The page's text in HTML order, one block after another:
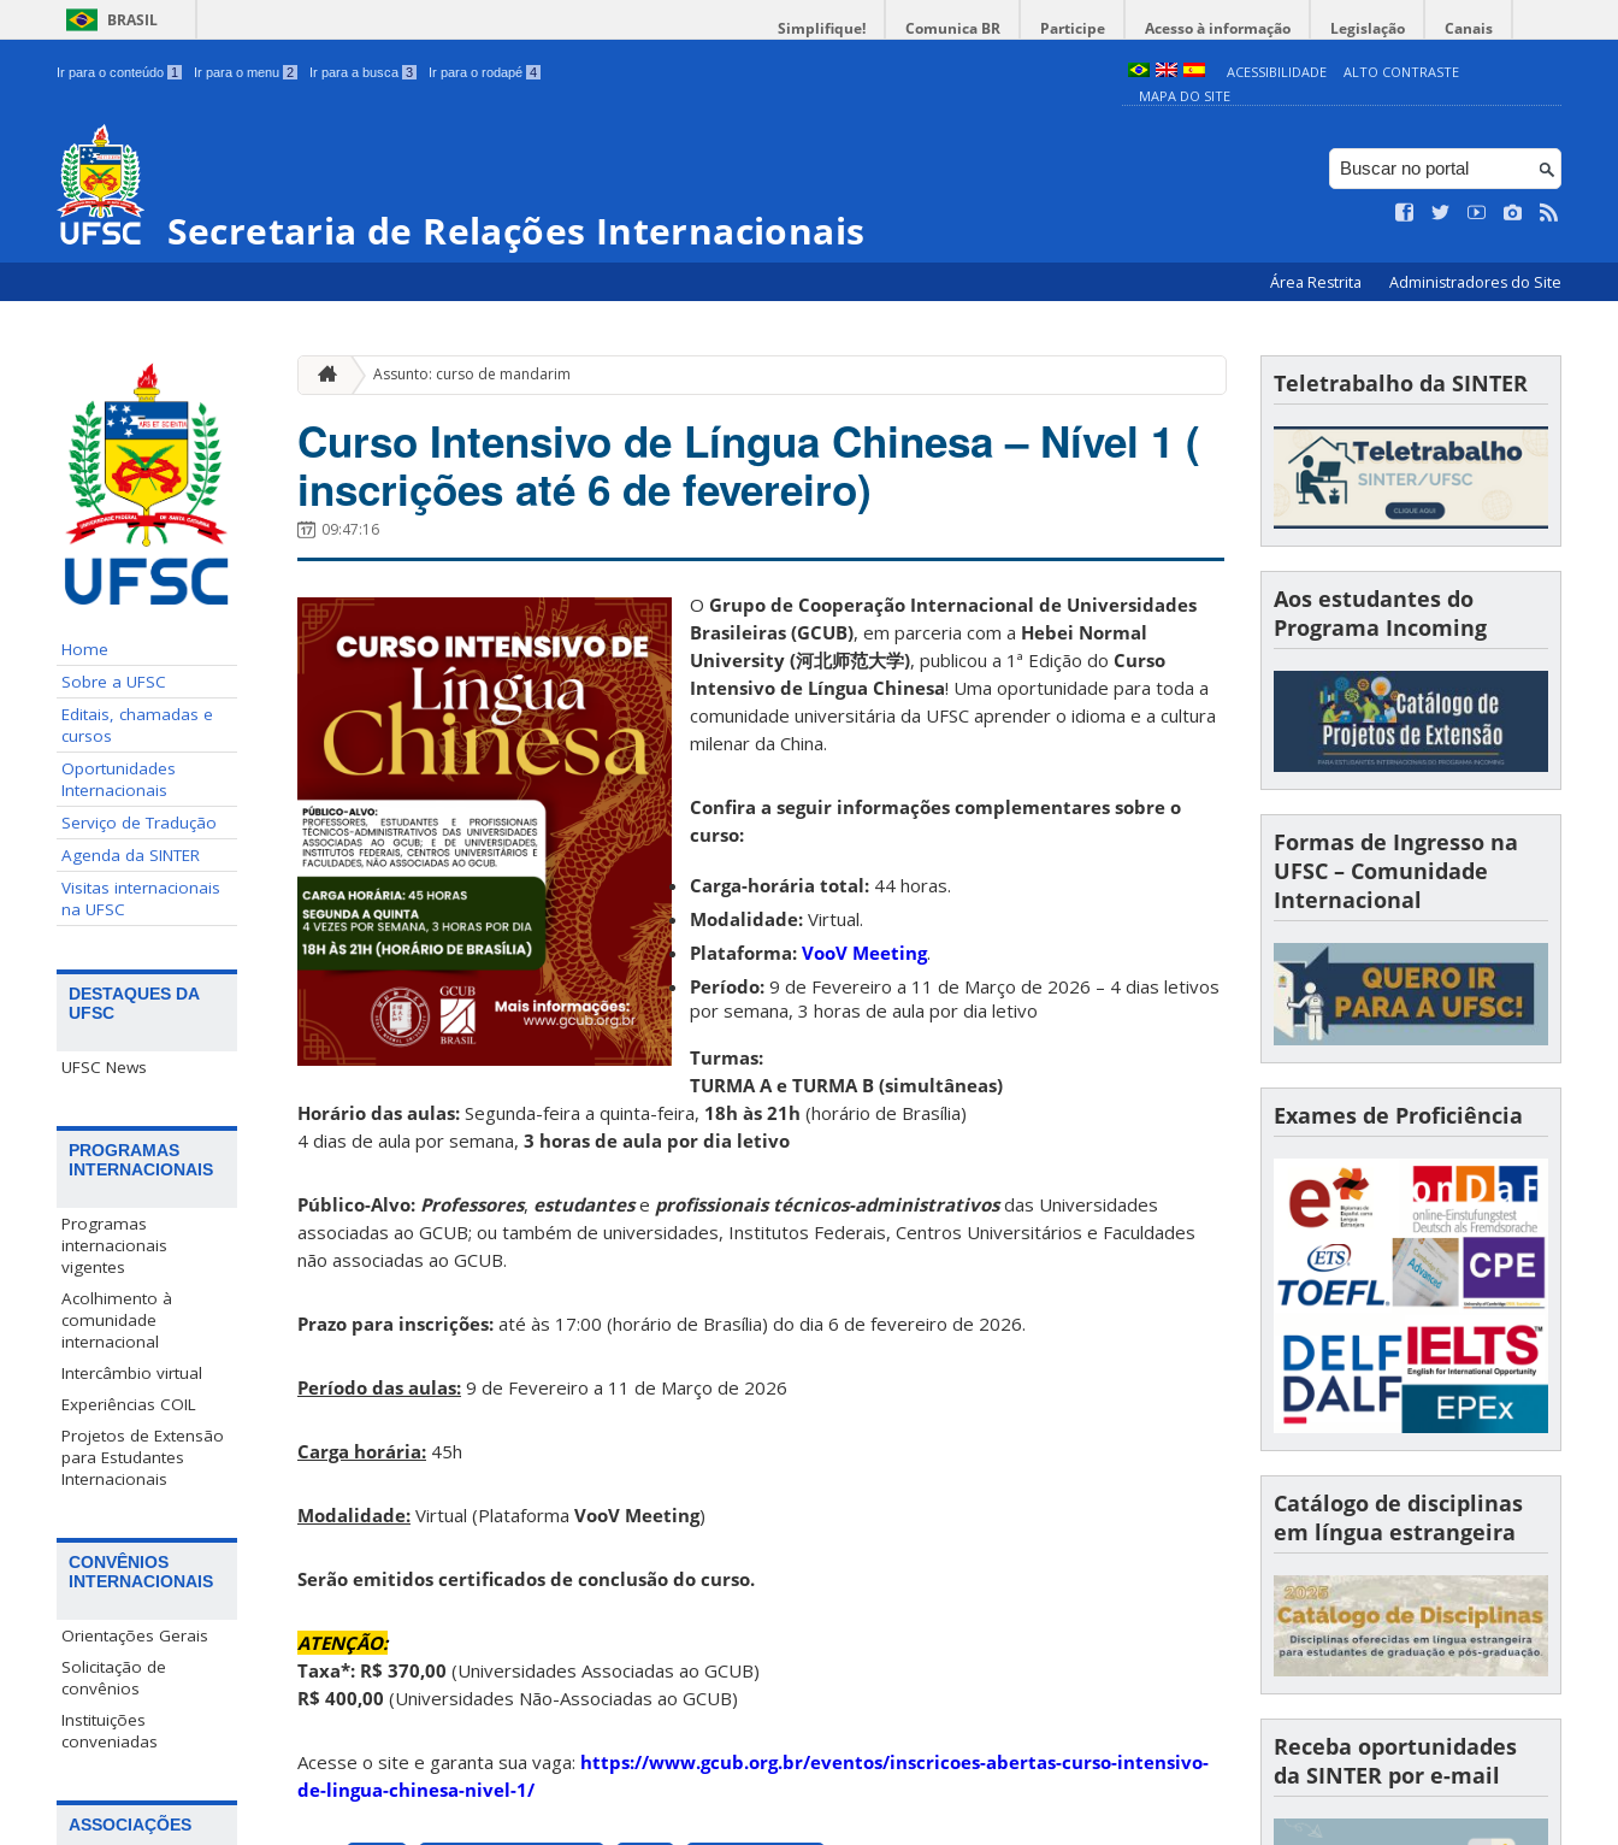
BRASIL Simplifique! Comunica BR Participe Acesso à informação Legislação Canais
Ir para o conteúdo 1 Ir para o menu 2 Ir para a busca 3 Ir para o rodapé 4 ACESSIBILIDADE
ALTO CONTRASTE
MAPA DO SITE
Secretaria de Relações Internacionais
Área Restrita Administradores do Site
Home
Sobre a UFSC
Editais, chamadas e
cursos
Oportunidades
Internacionais
Serviço de Tradução
Agenda da SINTER
Visitas internacionais
na UFSC
DESTAQUES DA
UFSC
UFSC News
PROGRAMAS
INTERNACIONAIS
Programas
internacionais
vigentes
Acolhimento à
comunidade
internacional
Intercâmbio virtual
Experiências COIL
Projetos de Extensão
para Estudantes
Internacionais
CONVÊNIOS
INTERNACIONAIS
Orientações Gerais
Solicitação de
convênios
Instituições
conveniadas
ASSOCIAÇÕES
Assunto: curso de mandarim
Curso Intensivo de Língua Chinesa – Nível 1 (
inscrições até 6 de fevereiro)
09:47:16
O Grupo de Cooperação Internacional de Universidades
Brasileiras (GCUB), em parceria com a Hebei Normal
University (河北师范大学), publicou a 1ª Edição do Curso
Intensivo de Língua Chinesa! Uma oportunidade para toda a
comunidade universitária da UFSC aprender o idioma e a cultura
milenar da China.
Confira a seguir informações complementares sobre o
curso:
Carga-horária total: 44 horas.
Modalidade: Virtual.
Plataforma: VooV Meeting.
Período: 9 de Fevereiro a 11 de Março de 2026 – 4 dias letivos
por semana, 3 horas de aula por dia letivo
Turmas:
TURMA A e TURMA B (simultâneas)
Horário das aulas: Segunda-feira a quinta-feira, 18h às 21h (horário de Brasília)
4 dias de aula por semana, 3 horas de aula por dia letivo
Público-Alvo: Professores, estudantese profissionais técnicos-administrativosdas Universidades
associadas ao GCUB; ou também de universidades, Institutos Federais, Centros Universitários e Faculdades
não associadas ao GCUB.
Prazo para inscrições: até às 17:00 (horário de Brasília) do dia 6 de fevereiro de 2026.
Período das aulas: 9 de Fevereiro a 11 de Março de 2026
Carga horária: 45h
Modalidade: Virtual (Plataforma VooV Meeting)
Serão emitidos certificados de conclusão do curso.
ATENÇÃO:
Taxa*: R$ 370,00 (Universidades Associadas ao GCUB)
R$ 400,00 (Universidades Não-Associadas ao GCUB)
Acesse o site e garanta sua vaga: https://www.gcub.org.br/eventos/inscricoes-abertas-curso-intensivo-
de-lingua-chinesa-nivel-1/
Teletrabalho da SINTER
Aos estudantes do
Programa Incoming
Formas de Ingresso na
UFSC – Comunidade
Internacional
Exames de Proficiência
Catálogo de disciplinas
em língua estrangeira
Receba oportunidades
da SINTER por e-mail